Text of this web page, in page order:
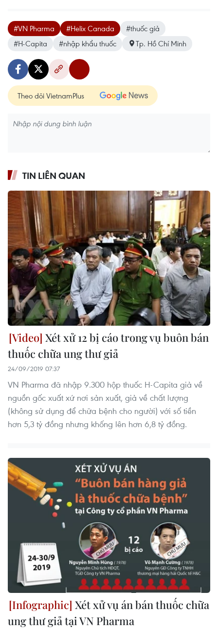
#VN Pharma #Helix Canada
#thuốc giả
#H-Capita
#nhập khẩu thuốc Tp. Hồ Chí Minh
Theo dõi VietnamPlus
TIN LIÊN QUAN
Xét xử 12 bị cáo trong vụ buôn bán
thuốc chữa ung thư giả
24/09/2019 07:37
VN Pharma đã nhập 9.300 hộp thuốc H-Capita giả về
nguồn gốc xuất xứ nơi sản xuất, giả về chất lượng
(không sử dụng để chữa bệnh cho người) với số tiền
hơn 5,3 tỷ đồng nhưng khống lên hơn 6,8 tỷ đồng.
Xét xử vụ án bán thuốc chữa
ung thư giả tại VN Pharma